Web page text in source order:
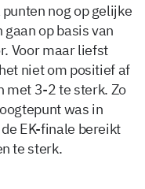
nog op gelijke
op basis van
Voor maar liefst
niet om positief af
met 3-2 te sterk. Zo
was in
EK-finale bereikt
te sterk.